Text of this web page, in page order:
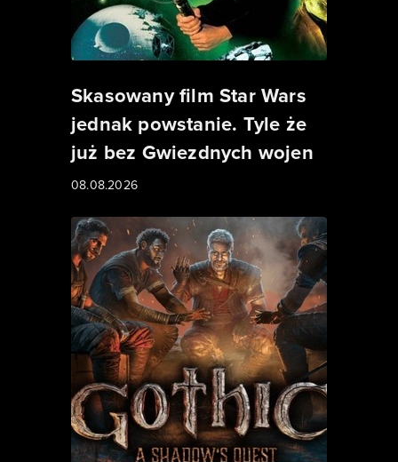
Skasowany film Star Wars
jednak powstanie. Tyle że
już bez Gwiezdnych wojen
08.08.2026